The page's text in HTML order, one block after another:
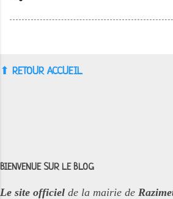
⬆︎ RETOUR ACCUEIL
BIENVENUE SUR LE BLOG
Le site officiel de la mairie de